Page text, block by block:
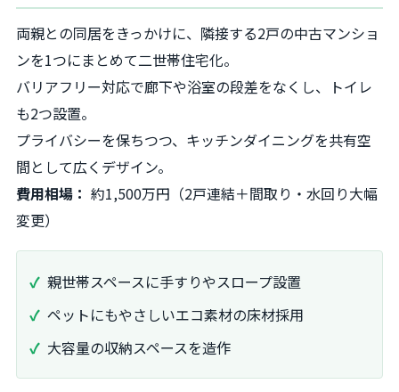
両親との同居をきっかけに、隣接する2戸の中古マンショ
ンを1つにまとめて二世帯住宅化。
バリアフリー対応で廊下や浴室の段差をなくし、トイレ
も2つ設置。
プライバシーを保ちつつ、キッチンダイニングを共有空
間として広くデザイン。
費用相場： 約1,500万円（2戸連結＋間取り・水回り大幅
変更）
親世帯スペースに手すりやスロープ設置
ペットにもやさしいエコ素材の床材採用
大容量の収納スペースを造作